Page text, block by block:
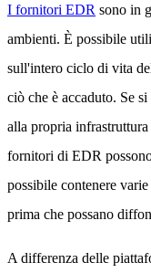
I fornitori EDR sono in
ambienti. È possibile
sull'intero ciclo di vita
ciò che è accaduto. Se
alla propria
fornitori di EDR
possibile contenere
prima che possano
A differenza delle